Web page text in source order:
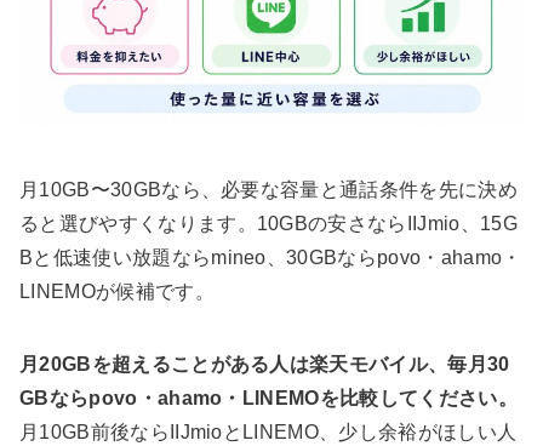
月10GB〜30GBなら、必要な容量と通話条件を先に決め
ると選びやすくなります。10GBの安さならIIJmio、15G
Bと低速使い放題ならmineo、30GBならpovo・ahamo・
LINEMOが候補です。
月20GBを超えることがある人は楽天モバイル、毎月30
GBならpovo・ahamo・LINEMOを比較してください。
月10GB前後ならIIJmioとLINEMO、少し余裕がほしい人